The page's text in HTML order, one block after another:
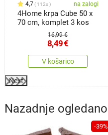
4,7 112x na zalogi
4Home krpa Cube 50 x
70 cm, komplet 3 kos
16,99 €
8,49€
V košarico
Next
Nazadnje ogledano
-39%